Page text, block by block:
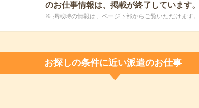
のお仕事情報は、掲載が終了しています。
※ 掲載時の情報は、ページ下部からご覧いただけます。
お探しの条件に近い派遣のお仕事